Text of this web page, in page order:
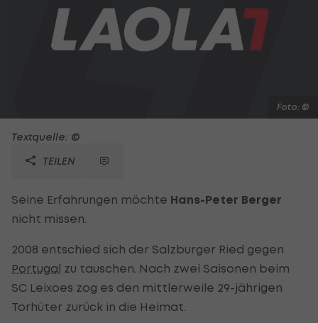
Foto: ©
Textquelle: ©
TEILEN
Seine Erfahrungen möchte Hans-Peter Berger
nicht missen.
2008 entschied sich der Salzburger Ried gegen
Portugal zu tauschen. Nach zwei Saisonen beim
SC Leixoes zog es den mittlerweile 29-jährigen
Torhüter zurück in die Heimat.